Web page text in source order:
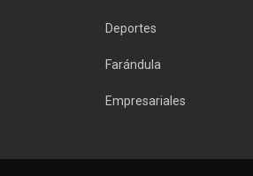
Deportes
Farándula
Empresariales